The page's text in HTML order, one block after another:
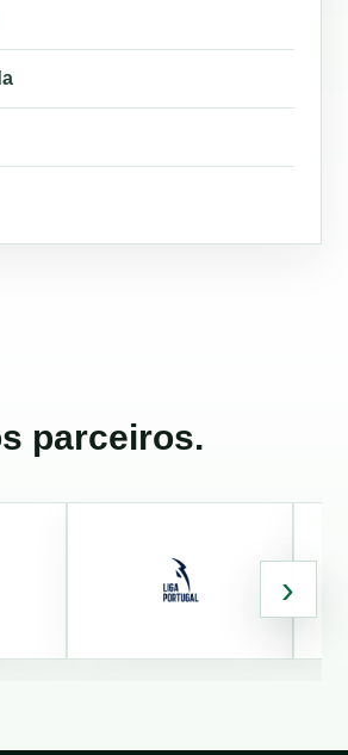
parceiros.
›